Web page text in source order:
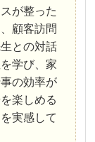
が整った
顧客訪問
との対話
学び、家
の効率が
楽しめる
実感して